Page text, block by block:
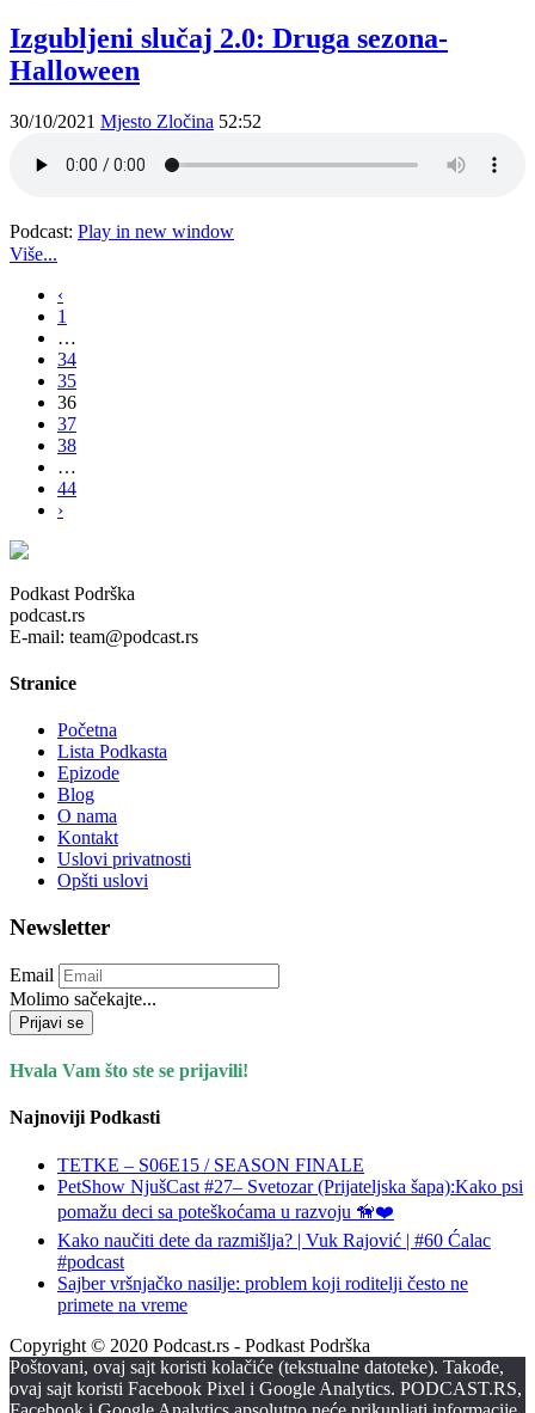
Izgubljeni slučaj 2.0: Druga sezona-
Halloween
30/10/2021 Mjesto Zločina 52:52
Podcast: Play in new window
Više...
‹
1
…
34
35
36
37
38
…
44
›
Podkast Podrška
podcast.rs
E-mail: team@podcast.rs
Stranice
Početna
Lista Podkasta
Epizode
Blog
O nama
Kontakt
Uslovi privatnosti
Opšti uslovi
Newsletter
Email
Molimo sačekajte...
Prijavi se
Hvala Vam što ste se prijavili!
Najnoviji Podkasti
TETKE – S06E15 / SEASON FINALE
PetShow NjušCast #27– Svetozar (Prijateljska šapa):Kako psi
pomažu deci sa poteškoćama u razvoju 🦮❤️
Kako naučiti dete da razmišlja? | Vuk Rajović | #60 Ćalac
#podcast
Sajber vršnjačko nasilje: problem koji roditelji često ne
primete na vreme
Copyright © 2020 Podcast.rs - Podkast Podrška
Poštovani, ovaj sajt koristi kolačiće (tekstualne datoteke). Takođe,
ovaj sajt koristi Facebook Pixel i Google Analytics. PODCAST.RS,